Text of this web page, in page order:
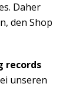
Daher
den Shop
records
unseren